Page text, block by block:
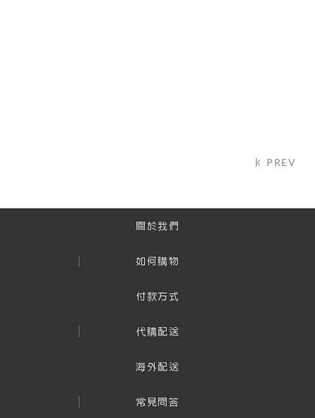
PREV
關於我們
如何購物
付款方式
代購配送
海外配送
常見問答